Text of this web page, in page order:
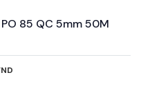
PO 85 QC 5mm 50M